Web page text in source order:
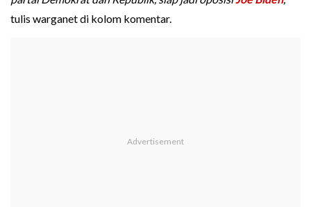
tulis warganet di kolom komentar.